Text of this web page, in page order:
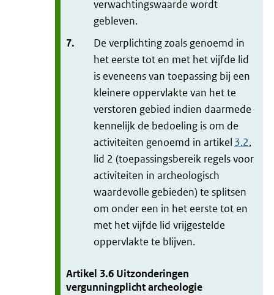
verwachtingswaarde wordt
gebleven.
7.
De verplichting zoals genoemd in
het eerste tot en met het vijfde lid
is eveneens van toepassing bij een
kleinere oppervlakte van het te
verstoren gebied indien daarmede
kennelijk de bedoeling is om de
activiteiten genoemd in artikel 3.2,
lid 2 (toepassingsbereik regels voor
activiteiten in archeologisch
waardevolle gebieden) te splitsen
om onder een in het eerste tot en
met het vijfde lid vrijgestelde
oppervlakte te blijven.
Artikel 3.6 Uitzonderingen
vergunningplicht archeologie